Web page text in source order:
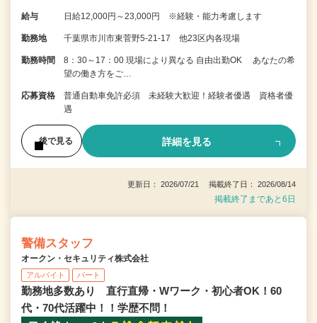
給与 日給12,000円～23,000円 ※経験・能力考慮します
勤務地 千葉県市川市東菅野5-21-17 他23区内各現場
勤務時間
8：30～17：00 現場により異なる 自由出勤OK あなたの希
望の働き方をご…
応募資格
普通自動車免許必須 未経験大歓迎！経験者優遇 資格者優
遇
後で見る 詳細を見る
更新日： 2026/07/21 掲載終了日： 2026/08/14
掲載終了まであと6日
警備スタッフ
オークン・セキュリティ株式会社
アルバイト パート
勤務地多数あり 直行直帰・Wワーク・初心者OK！60
代・70代活躍中！！学歴不問！